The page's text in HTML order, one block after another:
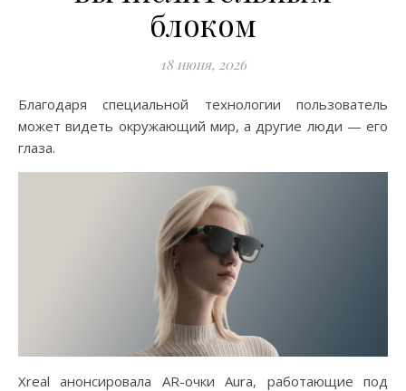
блоком
18 июня, 2026
Благодаря специальной технологии пользователь
может видеть окружающий мир, а другие люди — его
глаза.
Xreal анонсировала AR-очки Aura, работающие под